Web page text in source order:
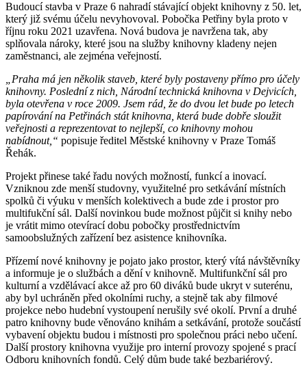
Budoucí stavba v Praze 6 nahradí stávající objekt knihovny z 50. let,
který již svému účelu nevyhovoval. Pobočka Petřiny byla proto v
říjnu roku 2021 uzavřena. Nová budova je navržena tak, aby
splňovala nároky, které jsou na služby knihovny kladeny nejen
zaměstnanci, ale zejména veřejností.
„Praha má jen několik staveb, které byly postaveny přímo pro účely
knihovny. Poslední z nich, Národní technická knihovna v Dejvicích,
byla otevřena v roce 2009. Jsem rád, že do dvou let bude po letech
papírování na Petřinách stát knihovna, která bude dobře sloužit
veřejnosti a reprezentovat to nejlepší, co knihovny mohou
nabídnout,“ popisuje ředitel Městské knihovny v Praze Tomáš
Řehák.
Projekt přinese také řadu nových možností, funkcí a inovací.
Vzniknou zde menší studovny, využitelné pro setkávání místních
spolků či výuku v menších kolektivech a bude zde i prostor pro
multifukční sál. Další novinkou bude možnost půjčit si knihy nebo
je vrátit mimo otevírací dobu pobočky prostřednictvím
samoobslužných zařízení bez asistence knihovníka.
Přízemí nové knihovny je pojato jako prostor, který vítá návštěvníky
a informuje je o službách a dění v knihovně. Multifunkční sál pro
kulturní a vzdělávací akce až pro 60 diváků bude ukryt v suterénu,
aby byl uchráněn před okolními ruchy, a stejně tak aby filmové
projekce nebo hudební vystoupení nerušily své okolí. První a druhé
patro knihovny bude věnováno knihám a setkávání, protože součástí
vybavení objektu budou i místnosti pro společnou práci nebo učení.
Další prostory knihovna využije pro interní provozy spojené s prací
Odboru knihovních fondů. Celý dům bude také bezbariérový.